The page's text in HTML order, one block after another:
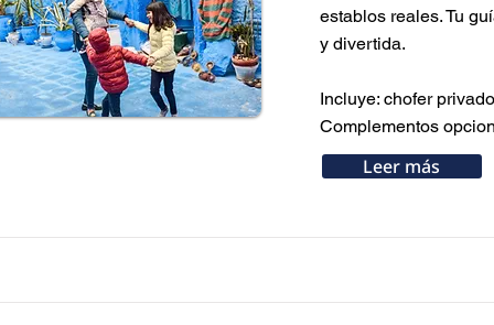
establos reales. Tu
y divertida.
Incluye: chofer
Complementos
Leer más